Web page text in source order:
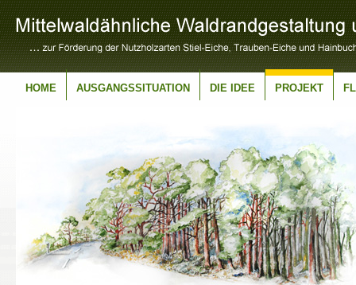
HOME AUSGANGSSITUATION DIE IDEE PROJEKT